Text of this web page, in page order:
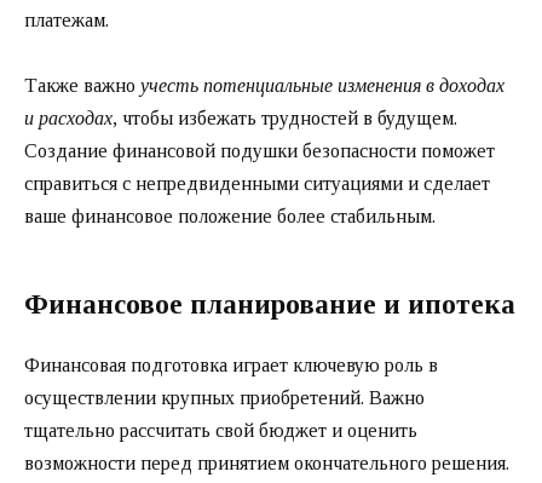
платежам.
Также важно учесть потенциальные изменения в доходах
и расходах, чтобы избежать трудностей в будущем.
Создание финансовой подушки безопасности поможет
справиться с непредвиденными ситуациями и сделает
ваше финансовое положение более стабильным.
Финансовое планирование и ипотека
Финансовая подготовка играет ключевую роль в
осуществлении крупных приобретений. Важно
тщательно рассчитать свой бюджет и оценить
возможности перед принятием окончательного решения.